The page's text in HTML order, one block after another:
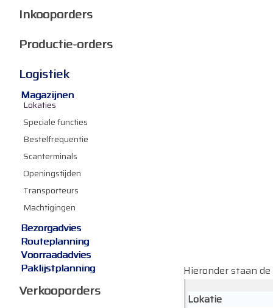
Hieronder staan
Lokatie
Inkooporders
Productie-orders
Logistiek
Magazijnen
Lokaties
Speciale functies
Bestelfrequentie
Scanterminals
Openingstijden
Transporteurs
Machtigingen
Bezorgadvies
Routeplanning
Voorraadadvies
Paklijstplanning
Verkooporders